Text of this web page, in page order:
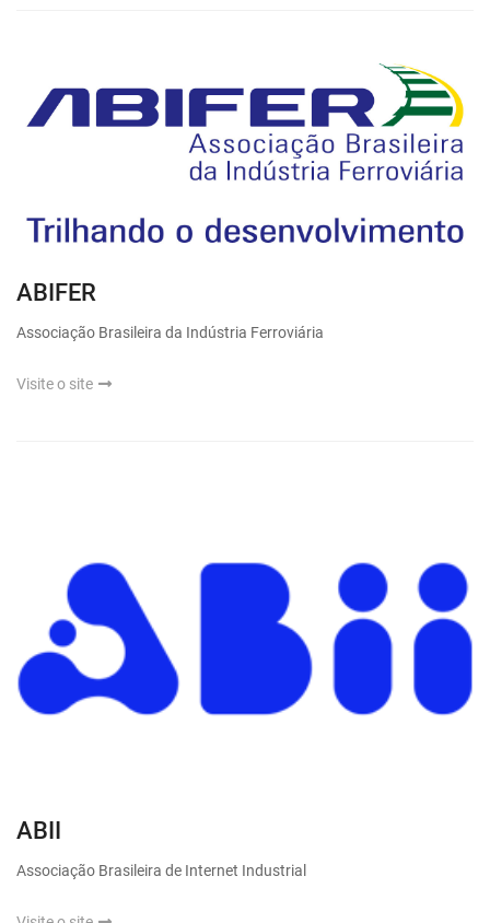
ABIFER
Associação Brasileira da Indústria Ferroviária
Visite o site
ABII
Associação Brasileira de Internet Industrial